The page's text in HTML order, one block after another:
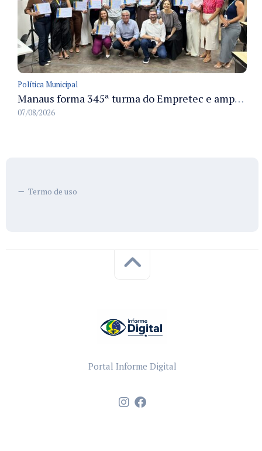
Política Municipal
Manaus forma 345ª turma do Empretec e amplia qualificação de empreendedores na cidade
07/08/2026
Termo de uso
Portal Informe Digital